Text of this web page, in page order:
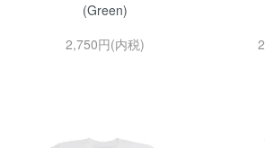
(Green)
2,750円(内税)